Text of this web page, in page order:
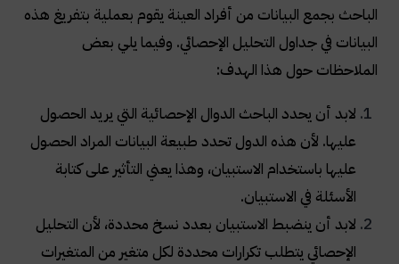
الباحث بجمع البيانات من أفراد العينة يقوم بعملية بتفريغ هذه
البيانات في جداول التحليل الإحصائي. وفيما يلي بعض
الملاحظات حول هذا الهدف:
لابد أن يحدد الباحث الدوال الإحصائية التي يريد الحصول
عليها. لأن هذه الدول تحدد طبيعة البيانات المراد الحصول
عليها باستخدام الاستبيان، وهذا يعني التأثير على كتابة
الأسئلة في الاستبيان.
لابد أن ينضبط الاستبيان بعدد نسخ محددة، لأن التحليل
الإحصائي يتطلب تكرارات محددة لكل متغير من المتغيرات